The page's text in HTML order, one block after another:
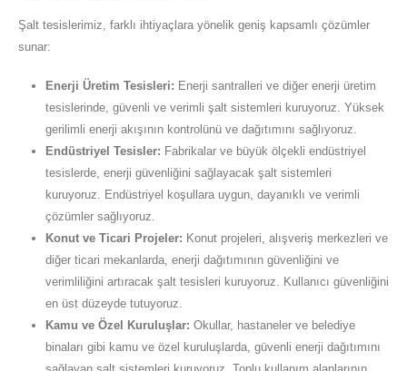
Şalt tesislerimiz, farklı ihtiyaçlara yönelik geniş kapsamlı çözümler
sunar:
Enerji Üretim Tesisleri: Enerji santralleri ve diğer enerji üretim
tesislerinde, güvenli ve verimli şalt sistemleri kuruyoruz. Yüksek
gerilimli enerji akışının kontrolünü ve dağıtımını sağlıyoruz.
Endüstriyel Tesisler: Fabrikalar ve büyük ölçekli endüstriyel
tesislerde, enerji güvenliğini sağlayacak şalt sistemleri
kuruyoruz. Endüstriyel koşullara uygun, dayanıklı ve verimli
çözümler sağlıyoruz.
Konut ve Ticari Projeler: Konut projeleri, alışveriş merkezleri ve
diğer ticari mekanlarda, enerji dağıtımının güvenliğini ve
verimliliğini artıracak şalt tesisleri kuruyoruz. Kullanıcı güvenliğini
en üst düzeyde tutuyoruz.
Kamu ve Özel Kuruluşlar: Okullar, hastaneler ve belediye
binaları gibi kamu ve özel kuruluşlarda, güvenli enerji dağıtımını